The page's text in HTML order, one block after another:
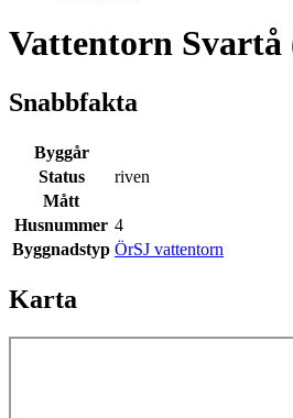
Vattentorn Svartå
Snabbfakta
Byggår
Status
riven
Mått
Husnummer 4
Byggnadstyp ÖrSJ vattentorn
Karta